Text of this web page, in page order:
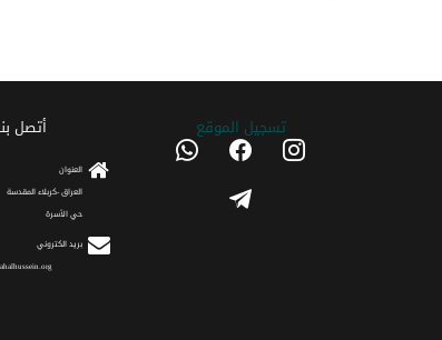
تسجیل الموقعinstagram
facebook
whatsapp
telegram
أتصل
العنوان
العراق -كربلاء المقدسة
حي الأسرة
برید الکتروني